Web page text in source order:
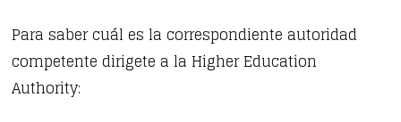
Para saber cuál es la correspondiente autoridad
competente dirigete a la Higher Education
Authority: